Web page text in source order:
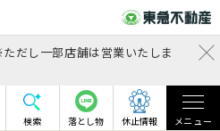
ただし一部店舗は営業いたしま
検索 落とし物 休止情報 メニュー